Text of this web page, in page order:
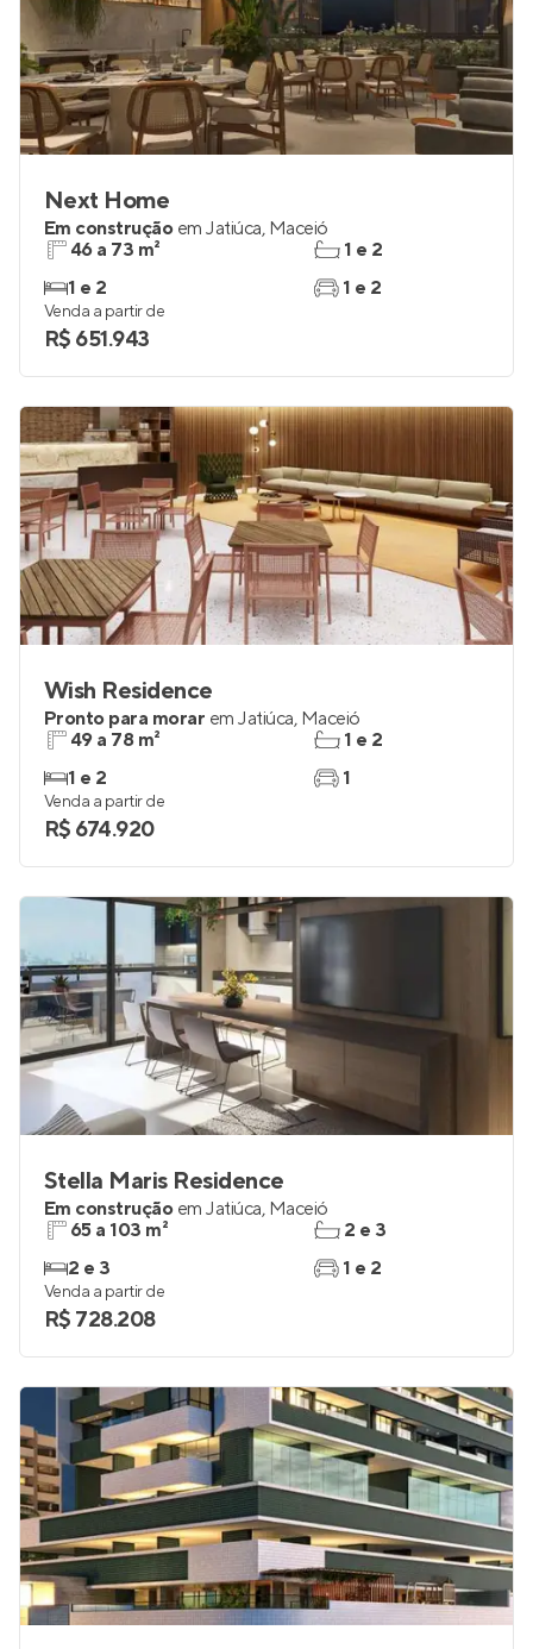
Next Home
Em construção em Jatiúca, Maceió
46 a 73 m²
1 e 2
1 e 2
1 e 2
Venda a partir de
R$ 651.943
Wish Residence
Pronto para morar em Jatiúca, Maceió
49 a 78 m²
1 e 2
1 e 2
1
Venda a partir de
R$ 674.920
Stella Maris Residence
Em construção em Jatiúca, Maceió
65 a 103 m²
2 e 3
2 e 3
1 e 2
Venda a partir de
R$ 728.208